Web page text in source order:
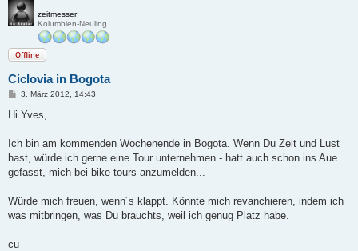
zeitmesser
Kolumbien-Neuling
Offline
Ciclovia in Bogota
B
a
3. März 2012, 14:43
Hi Yves,
Ich bin am kommenden Wochenende in Bogota. Wenn Du Zeit und Lust
hast, würde ich gerne eine Tour unternehmen - hatt auch schon ins Aue
gefasst, mich bei bike-tours anzumelden...
Würde mich freuen, wenn´s klappt. Könnte mich revanchieren, indem ich
was mitbringen, was Du brauchts, weil ich genug Platz habe.
cu